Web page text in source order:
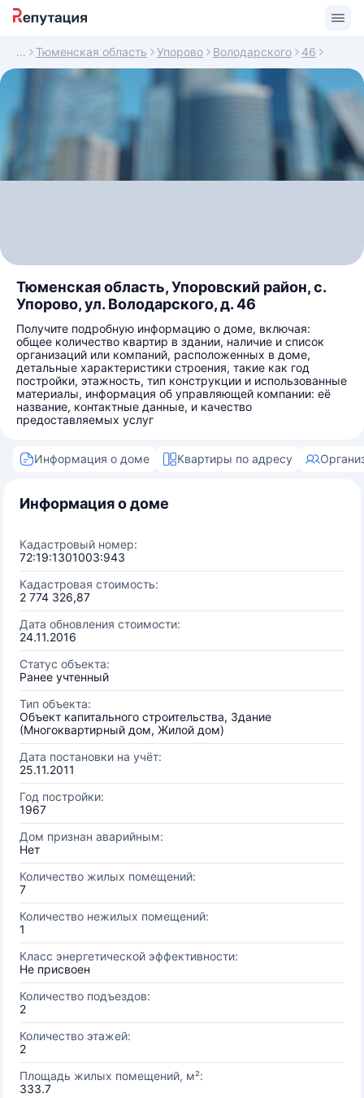
Тюменская область Упорово Володарского 46
Тюменская область, Упоровский район, с.
Упорово, ул. Володарского, д. 46
Получите подробную информацию о доме, включая:
общее количество квартир в здании, наличие и список
организаций или компаний, расположенных в доме,
детальные характеристики строения, такие как год
постройки, этажность, тип конструкции и использованные
материалы, информация об управляющей компании: её
название, контактные данные, и качество
предоставляемых услуг
Информация о доме Квартиры по адресу
Информация о доме
Кадастровый номер:
72:19:1301003:943
Кадастровая стоимость:
2 774 326,87
Дата обновления стоимости:
24.11.2016
Статус объекта:
Ранее учтенный
Тип объекта:
Объект капитального строительства, Здание
(Многоквартирный дом, Жилой дом)
Дата постановки на учёт:
25.11.2011
Год постройки:
1967
Дом признан аварийным:
Нет
Количество жилых помещений:
7
Количество нежилых помещений:
1
Класс энергетической эффективности:
Не присвоен
Количество подъездов:
2
Количество этажей:
2
Площадь жилых помещений, м²:
333.7